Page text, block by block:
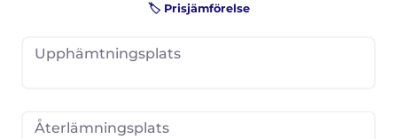
🏷️ Prisjämförelse
Upphämtningsplats
Återlämningsplats